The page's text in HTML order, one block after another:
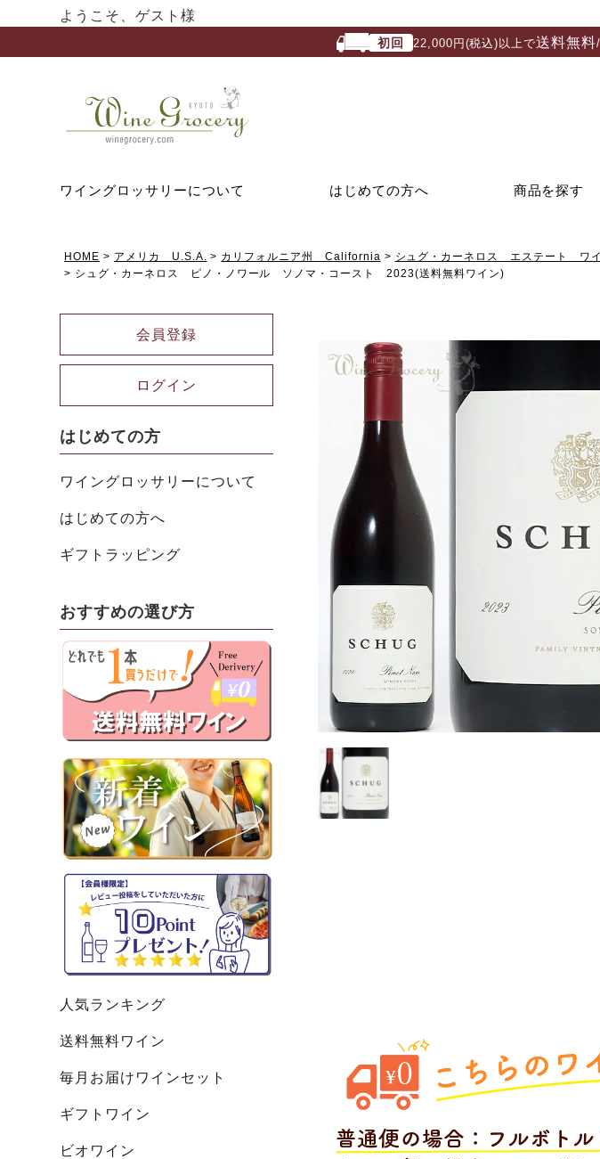
ようこそ、ゲスト様
初回 22,000円(税込)以上で送料無料
ワイングロッサリーについて はじめての方へ 商品を探す
HOME アメリカ U.S.A. カリフォルニア州 California
シュグ・カーネロス エステート ワ
シュグ・カーネロス ピノ・ノワール ソノマ・コースト 2023(送料無料ワイン)
会員登録
ログイン
はじめての方
ワイングロッサリーについて
はじめての方へ
ギフトラッピング
おすすめの選び方
人気ランキング
送料無料ワイン
毎月お届けワインセット
ギフトワイン
ビオワイン